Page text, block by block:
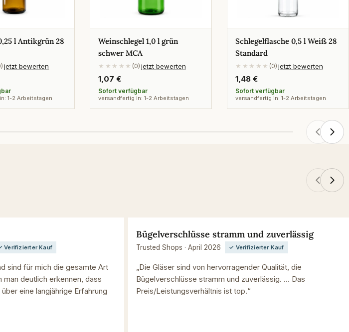
l Antikgrün 28
jetzt bewerten
1-2 Arbeitstagen
Weinschlegel 1,0 l grün
schwer MCA
★★★★★ (0) jetzt bewerten
Regulärer
Preis
1,07 €
Sofort verfügbar
versandfertig in: 1-2 Arbeitstagen
Schlegelflasche 0,5 l Weiß 28
Standard
★★★★★ (0) jetzt bewerten
Regulärer
Preis
1,48 €
Sofort verfügbar
versandfertig in: 1-2 Arbeitstagen
Verifizierter Kauf
sind für mich die gesamte Art
man deutlich erkennen, dass
eine langjährige Erfahrung
Bügelverschlüsse stramm und zuverlässig
Trusted Shops · April 2026 ✓ Verifizierter Kauf
„Die Gläser sind von hervorragender Qualität, die
Bügelverschlüsse stramm und zuverlässig. … Das
Preis/Leistungsverhältnis ist top.“